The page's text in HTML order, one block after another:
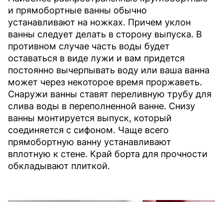
и прямобортные ванны обычно
устанавливают на ножках. Причем уклон
ванны следует делать в сторону выпуска. В
противном случае часть воды будет
оставаться в виде лужи и вам придется
постоянно вычерпывать воду или ваша ванна
может через некоторое время проржаветь.
Снаружи ванны ставят переливную трубу для
слива воды в переполненной ванне. Снизу
ванны монтируется выпуск, который
соединяется с сифоном. Чаще всего
прямобортную ванну устанавливают
вплотную к стене. Край борта для прочности
обкладывают плиткой.